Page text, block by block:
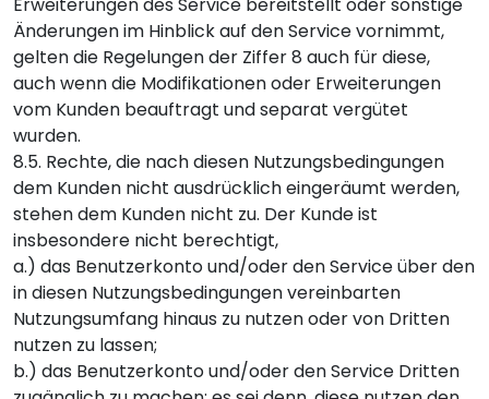
Erweiterungen des Service bereitstellt oder sonstige
Änderungen im Hinblick auf den Service vornimmt,
gelten die Regelungen der Ziffer 8 auch für diese,
auch wenn die Modifikationen oder Erweiterungen
vom Kunden beauftragt und separat vergütet
wurden.
8.5. Rechte, die nach diesen Nutzungsbedingungen
dem Kunden nicht ausdrücklich eingeräumt werden,
stehen dem Kunden nicht zu. Der Kunde ist
insbesondere nicht berechtigt,
a.) das Benutzerkonto und/oder den Service über den
in diesen Nutzungsbedingungen vereinbarten
Nutzungsumfang hinaus zu nutzen oder von Dritten
nutzen zu lassen;
b.) das Benutzerkonto und/oder den Service Dritten